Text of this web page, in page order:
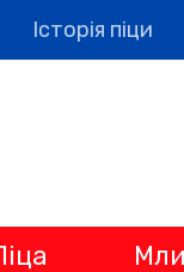
Історія піци